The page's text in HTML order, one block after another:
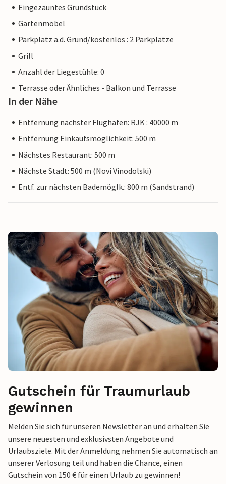
Eingezäuntes Grundstück
Gartenmöbel
Parkplatz a.d. Grund/kostenlos : 2 Parkplätze
Grill
Anzahl der Liegestühle: 0
Terrasse oder Ähnliches - Balkon und Terrasse
In der Nähe
Entfernung nächster Flughafen: RJK : 40000 m
Entfernung Einkaufsmöglichkeit: 500 m
Nächstes Restaurant: 500 m
Nächste Stadt: 500 m (Novi Vinodolski)
Entf. zur nächsten Bademöglk.: 800 m (Sandstrand)
Gutschein für Traumurlaub
gewinnen
Melden Sie sich für unseren Newsletter an und erhalten Sie
unsere neuesten und exklusivsten Angebote und
Urlaubsziele. Mit der Anmeldung nehmen Sie automatisch an
unserer Verlosung teil und haben die Chance, einen
Gutschein von 150 € für einen Urlaub zu gewinnen!